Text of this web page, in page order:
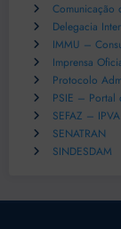
Comunicação
Delegacia
IMMU –
Imprensa
Protocolo
PSIE – Portal
SEFAZ – IPVA
SENATRAN
SINDESDAM